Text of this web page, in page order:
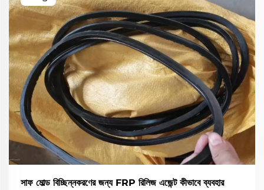
সাফ মোল্ড বিচ্ছিন্নকরণের জন্য FRP রিলিজ এজেন্ট কীভাবে ব্যবহার